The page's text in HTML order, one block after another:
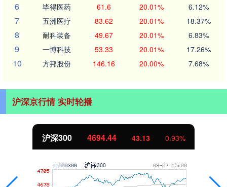
6 毕得医药 61.6 20.01% 6.12%
7 五洲医疗 83.62 20.01% 18.37%
8 耐科装备 49.67 20.01% 6.83%
9 一博科技 53.33 20.01% 17.26%
10 方邦股份 146.16 20.00% 7.68%
沪深京行情 实时轮播
沪深300 4694.44 43.13 0.93%